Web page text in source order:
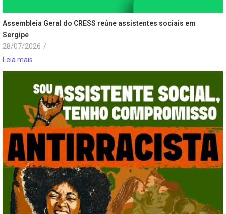
Assembleia Geral do CRESS reúne assistentes sociais em
Sergipe
28/07/2026 /
Leia mais